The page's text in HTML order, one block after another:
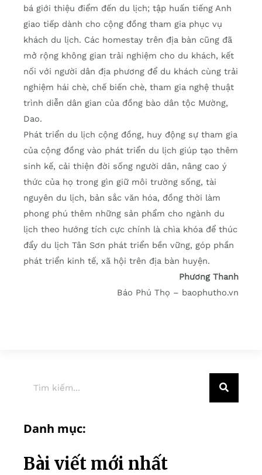
bá giới thiệu điểm đến du lịch; tập huấn tiếng Anh
giao tiếp dành cho cộng đồng tham gia phục vụ
khách du lịch. Các homestay trên địa bàn cũng đã
mở rộng không gian trải nghiệm cho du khách, kết
nối với người dân địa phương để du khách cùng trải
nghiệm hái chè, chế biến chè, tham gia nghệ thuật
trình diễn dân gian của đồng bào dân tộc Mường,
Dao.
Phát triển du lịch cộng đồng, huy động sự tham gia
của cộng đồng vào phát triển du lịch giúp tạo thêm
sinh kế, cải thiện đời sống người dân, nâng cao ý
thức của họ trong gìn giữ môi trường sống, tài
nguyên du lịch, bản sắc văn hóa, đồng thời làm
phong phú thêm những sản phẩm cho ngành du
lịch theo hướng tích cực chính là chìa khóa để thúc
đẩy du lịch Tân Sơn phát triển bền vững, góp phần
phát triển kinh tế, xã hội trên địa bàn huyện.
Phương Thanh
Báo Phú Thọ – baophutho.vn
Danh mục:
Bài viết mới nhất